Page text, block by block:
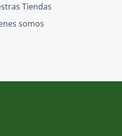
Tiendas
somos